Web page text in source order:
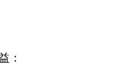
：